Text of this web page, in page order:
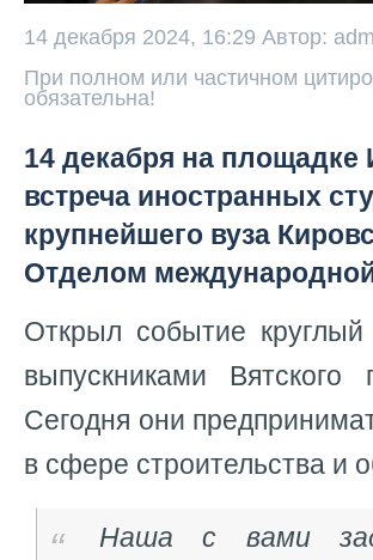
14 декабря 2024, 16:29 Автор:
При полном или частичном
обязательна!
14 декабря на
встреча иностранных
крупнейшего вуза
Отделом
Открыл событие
выпускниками Вятского
Сегодня они
в сфере строительства и
Наша с вами